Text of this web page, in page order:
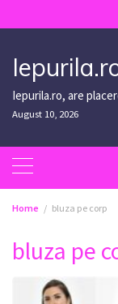
to
Iepurila.ro, are
August 10, 2026
Home bluza pe corp
bluza pe